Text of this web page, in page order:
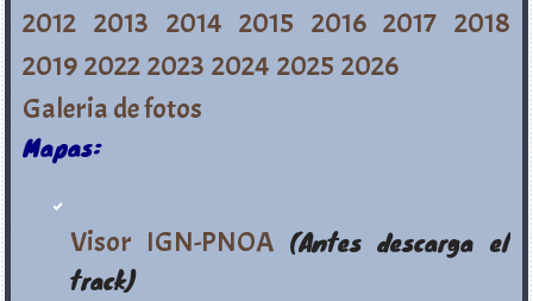
2012 2013 2014 2015 2016 2017 2018
2019 2022 2023 2024 2025 2026
Galeria de fotos
Mapas:
Visor IGN-PNOA(Antes descarga el
track)